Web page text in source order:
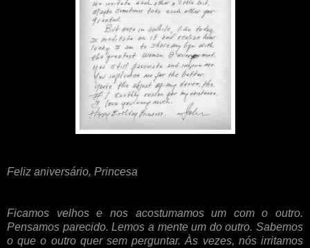
Feliz aniversário, Princesa
Ficamos velhos e nos acostumamos um com o outro.
Pensamos parecido. Lemos a mente um do outro. Sabemos
o que o outro quer sem perguntar. Às vezes, nós irritamos